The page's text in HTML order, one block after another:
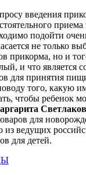
введения
подойти
не только
прикорма, но и
и что является
для принятия
того, какую
чтобы ребенок
для
из ведущих
для детей.